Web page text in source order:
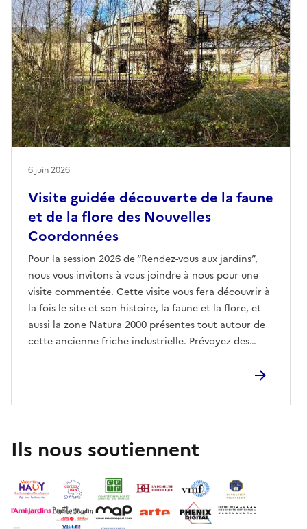
Visite guidée découverte de la faune
et de la flore des Nouvelles
Coordonnées
Pour la session 2026 de “Rendez-vous aux jardins”,
nous vous invitons à vous joindre à nous pour une
visite commentée. Cette visite vous fera découvrir à
la fois le site et son histoire, la faune et la flore, et
aussi la zone Natura 2000 présentes tout autour de
cette ancienne friche industrielle. Prévoyez des
6 juin 2026
Ils nous soutiennent